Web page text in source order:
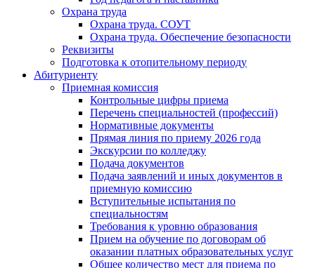
Охрана труда
Охрана труда. СОУТ
Охрана труда. Обеспечение безопасности
Реквизиты
Подготовка к отопительному периоду
Абитуриенту
Приемная комиссия
Контрольные цифры приема
Перечень специальностей (профессий)
Нормативные документы
Прямая линия по приему 2026 года
Экскурсии по колледжу
Подача документов
Подача заявлений и иных документов в
приемную комиссию
Вступительные испытания по
специальностям
Требования к уровню образования
Прием на обучение по договорам об
оказании платных образовательных услуг
Общее количество мест для приема по